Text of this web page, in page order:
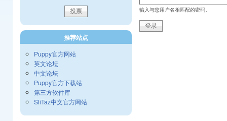
输入与您用户名相匹配的密码。
推荐站点
Puppy官方网站
英文论坛
中文论坛
Puppy官方下载站
第三方软件库
SliTaz中文官方网站